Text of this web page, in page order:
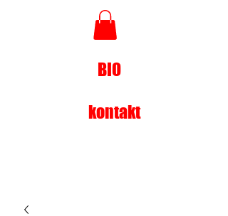
BIO
kontakt